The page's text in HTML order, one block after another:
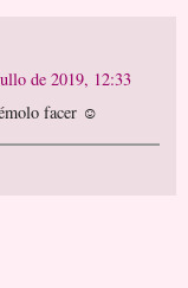
de 2019, 12:33
facer ☺️